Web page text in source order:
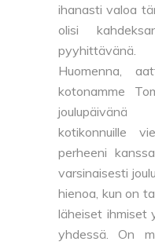
ihanasti valoa
olisi
pyyhittävänä.
Huomenna,
kotonamme
joulupäivänä
kotikonnuille
perheeni
varsinaisesti
hienoa, kun on
läheiset ihmiset
yhdessä. On